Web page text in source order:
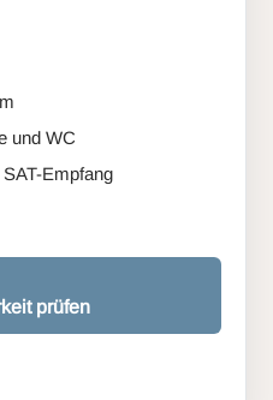
und WC
Empfang
prüfen